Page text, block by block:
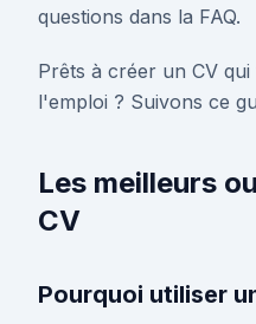
questions dans la FAQ.
Prêts à créer un CV
l'emploi ? Suivons ce
Les meilleurs
CV
Pourquoi utiliser